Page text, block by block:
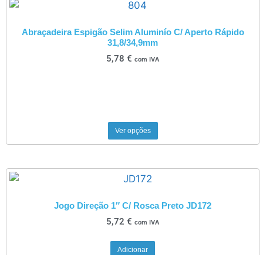
Abraçadeira Espigão Selim Aluminío C/ Aperto Rápido
31,8/34,9mm
5,78 € com IVA
Ver opções
Jogo Direção 1″ C/ Rosca Preto JD172
5,72 € com IVA
Adicionar